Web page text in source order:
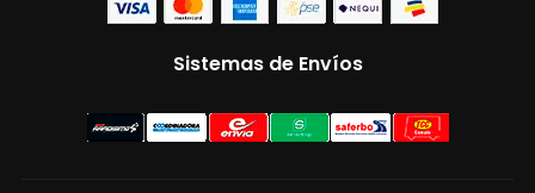
Sistemas de Envíos